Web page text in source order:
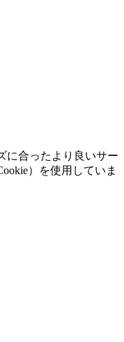
に合ったより良いサー
）を使用していま